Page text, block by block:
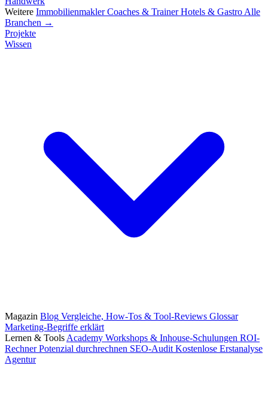
Weitere Immobilienmakler Coaches & Trainer Hotels & Gastro Alle
Branchen →
Projekte
Wissen
Magazin Blog Vergleiche, How-Tos & Tool-Reviews Glossar
Marketing-Begriffe erklärt
Lernen & Tools Academy Workshops & Inhouse-Schulungen ROI-
Rechner Potenzial durchrechnen SEO-Audit Kostenlose Erstanalyse
Agentur